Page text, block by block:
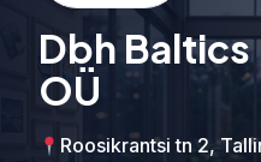
Dbh Baltics
OÜ
Roosikrantsi tn 2,